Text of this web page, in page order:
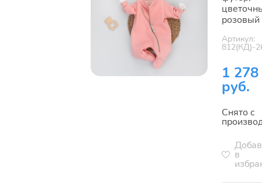
розовый
Артикул:
812(КД)-
1 278
руб.
Снято с
в